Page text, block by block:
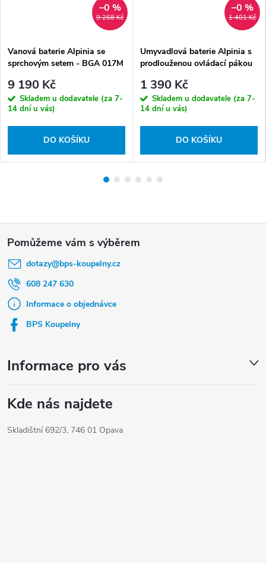
9 268 Kč
–0 %
Vanová baterie Alpinia se
sprchovým setem - BGA 017M
9 190 Kč
Skladem u dodavatele (za 7-
14 dní u vás)
DO KOŠÍKU
1 401 Kč
–0 %
Umyvadlová baterie Alpinia s
prodlouženou ovládací pákou
1 390 Kč
Skladem u dodavatele (za 7-
14 dní u vás)
DO KOŠÍKU
dotazy@bps-koupelny.cz
608 247 630
Informace o objednávce
BPS Koupelny
Informace pro vás
Kde nás najdete
Skladištní 692/3, 746 01 Opava